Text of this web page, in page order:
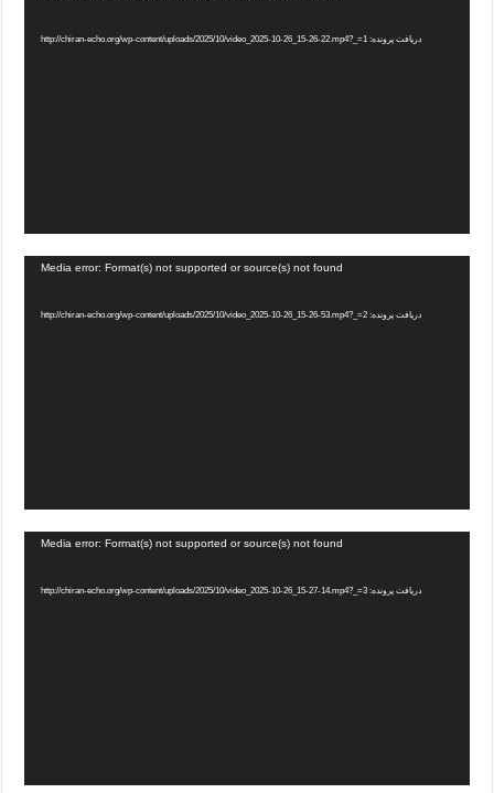
دریافت پرونده: http://chiran-echo.org/wp-content/uploads/2025/10/video_2025-10-26_15-26-22.mp4?_=1
Media error: Format(s) not supported or source(s) not found
دریافت پرونده: http://chiran-echo.org/wp-content/uploads/2025/10/video_2025-10-26_15-26-53.mp4?_=2
Media error: Format(s) not supported or source(s) not found
دریافت پرونده: http://chiran-echo.org/wp-content/uploads/2025/10/video_2025-10-26_15-27-14.mp4?_=3